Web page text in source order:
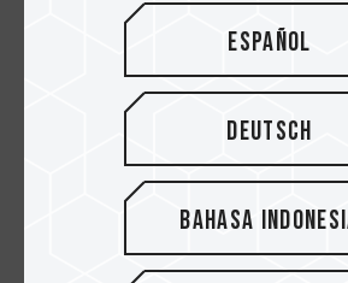
Español
Deutsch
Bahasa